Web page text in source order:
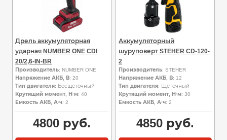
Дрель аккумуляторная
ударная NUMBER ONE CDI
20/2,6-IN-BR
Производитель: NUMBER ONE
Напряжение АКБ, В: 20
Тип двигателя: Бесщеточный
Крутящий момент, Н·м: 40
Емкость АКБ, А·ч: 2
4800руб.
Аккумуляторный
шуруповерт STEHER CD-120-
2
Производитель: STEHER
Напряжение АКБ, В: 12
Тип двигателя: Щеточный
Крутящий момент, Н·м: 30
Емкость АКБ, А·ч: 2
4850руб.